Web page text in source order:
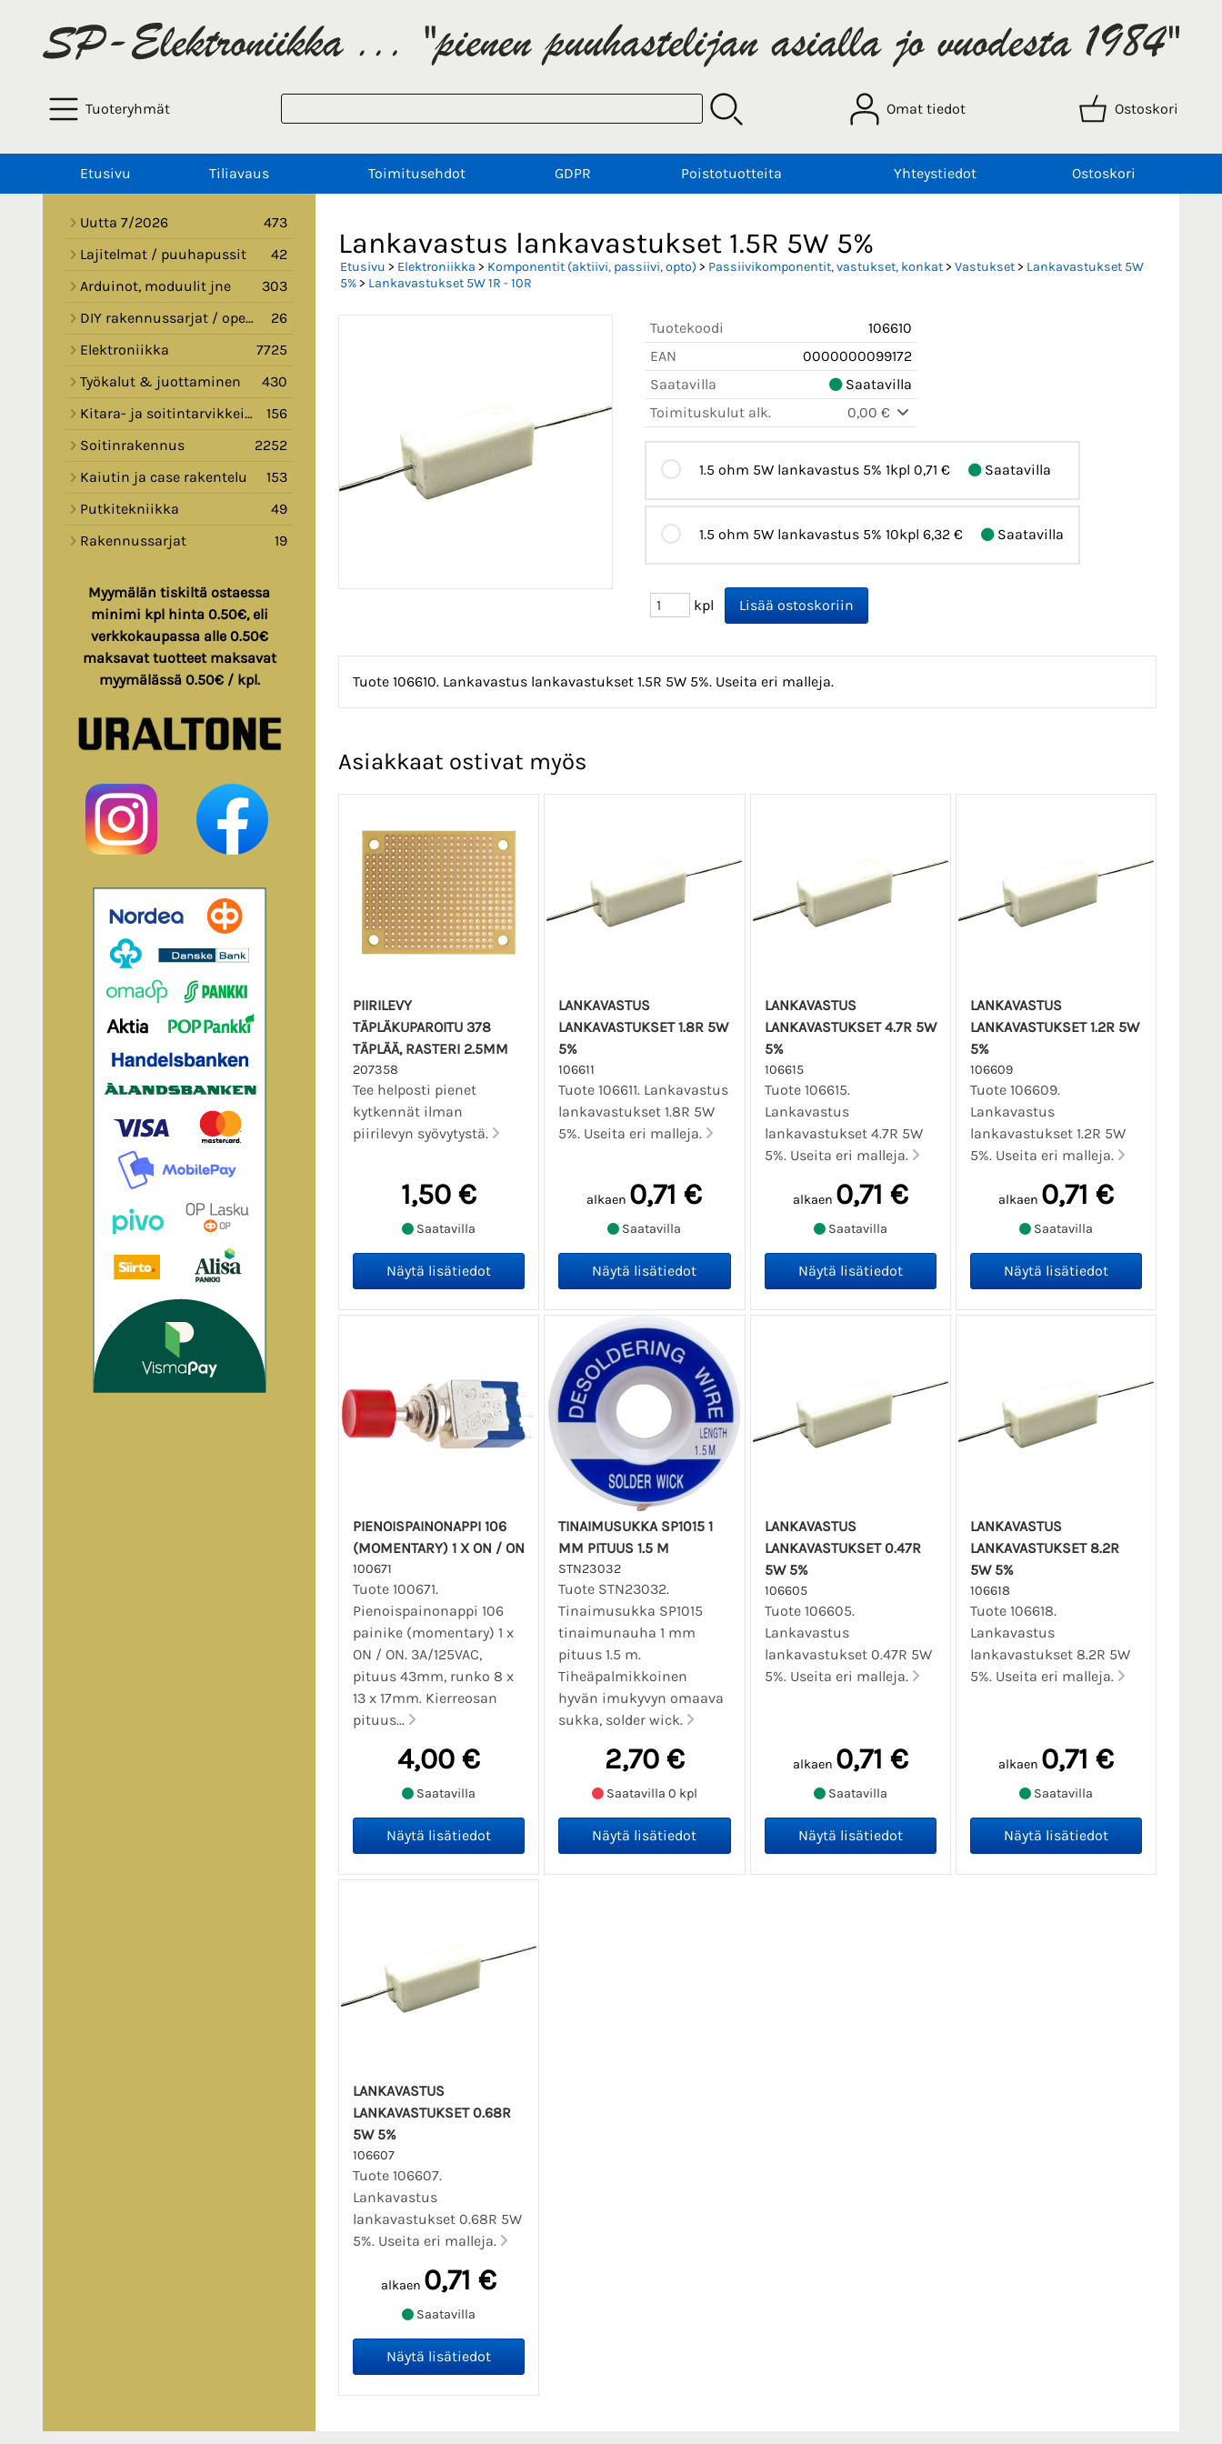
Tuoteryhmät Omat tiedot Ostoskori
Etusivu Tiliavaus Toimitusehdot GDPR Poistotuotteita Yhteystiedot Ostoskori
Uutta 7/2026
473
Lajitelmat / puuhapussit
42
Arduinot, moduulit jne
303
DIY rakennussarjat / opetussarjat
26
Elektroniikka
7725
Työkalut & juottaminen
430
Kitara- ja soitintarvikkeita
156
Soitinrakennus
2252
Kaiutin ja case rakentelu
153
Putkitekniikka
49
Rakennussarjat
19
Myymälän tiskiltä ostaessa
minimi kpl hinta 0.50€, eli
verkkokaupassa alle 0.50€
maksavat tuotteet maksavat
myymälässä 0.50€ / kpl.
Lankavastus lankavastukset 1.5R 5W 5%
Etusivu > Elektroniikka > Komponentit (aktiivi, passiivi, opto) > Passiivikomponentit, vastukset, konkat> Vastukset> Lankavastukset 5W
5%> Lankavastukset 5W 1R - 10R
Tuotekoodi
106610
EAN
0000000099172
Saatavilla
Saatavilla
Toimituskulut alk.
0,00 €
1.5 ohm 5W lankavastus 5% 1kpl 0,71 € Saatavilla
1.5 ohm 5W lankavastus 5% 10kpl 6,32 € Saatavilla
kpl
Tuote 106610. Lankavastus lankavastukset 1.5R 5W 5%. Useita eri malleja.
Asiakkaat ostivat myös
PIIRILEVY
TÄPLÄKUPAROITU 378
TÄPLÄÄ, RASTERI 2.5MM
207358
Tee helposti pienet
kytkennät ilman
piirilevyn syövytystä.
1,50 €
Saatavilla
LANKAVASTUS
LANKAVASTUKSET 1.8R 5W
5%
106611
Tuote 106611. Lankavastus
lankavastukset 1.8R 5W
5%. Useita eri malleja.
alkaen 0,71 €
Saatavilla
LANKAVASTUS
LANKAVASTUKSET 4.7R 5W
5%
106615
Tuote 106615.
Lankavastus
lankavastukset 4.7R 5W
5%. Useita eri malleja.
alkaen 0,71 €
Saatavilla
LANKAVASTUS
LANKAVASTUKSET 1.2R 5W
5%
106609
Tuote 106609.
Lankavastus
lankavastukset 1.2R 5W
5%. Useita eri malleja.
alkaen 0,71 €
Saatavilla
PIENOISPAINONAPPI 106
(MOMENTARY) 1 X ON / ON
100671
Tuote 100671.
Pienoispainonappi 106
painike (momentary) 1 x
ON / ON. 3A/125VAC,
pituus 43mm, runko 8 x
13 x 17mm. Kierreosan
pituus...
4,00 €
Saatavilla
TINAIMUSUKKA SP1015 1
MM PITUUS 1.5 M
STN23032
Tuote STN23032.
Tinaimusukka SP1015
tinaimunauha 1 mm
pituus 1.5 m.
Tiheäpalmikkoinen
hyvän imukyvyn omaava
sukka, solder wick.
2,70 €
Saatavilla 0 kpl
LANKAVASTUS
LANKAVASTUKSET 0.47R
5W 5%
106605
Tuote 106605.
Lankavastus
lankavastukset 0.47R 5W
5%. Useita eri malleja.
alkaen 0,71 €
Saatavilla
LANKAVASTUS
LANKAVASTUKSET 8.2R
5W 5%
106618
Tuote 106618.
Lankavastus
lankavastukset 8.2R 5W
5%. Useita eri malleja.
alkaen 0,71 €
Saatavilla
LANKAVASTUS
LANKAVASTUKSET 0.68R
5W 5%
106607
Tuote 106607.
Lankavastus
lankavastukset 0.68R 5W
5%. Useita eri malleja.
alkaen 0,71 €
Saatavilla